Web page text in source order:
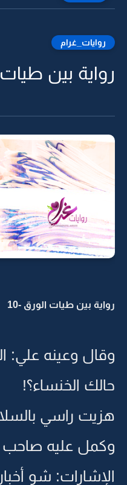
روايات_غرام
رواية بين طيات
رواية بين طيات الورق -10
وقال وعينه علي:
حالك الخنساء؟!
هزيت راسي
وكمل عليه صاحب
الإشارات: شو